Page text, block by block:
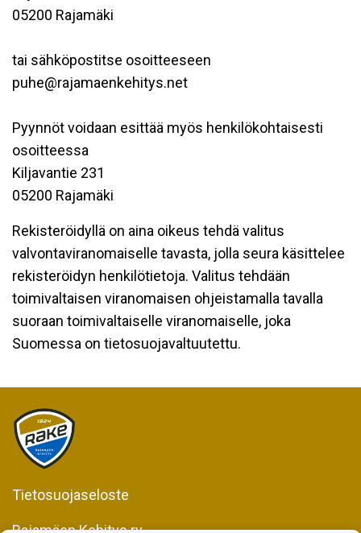
05200 Rajamäki
tai sähköpostitse osoitteeseen
puhe@rajamaenkehitys.net
Pyynnöt voidaan esittää myös henkilökohtaisesti
osoitteessa
Kiljavantie 231
05200 Rajamäki
Rekisteröidyllä on aina oikeus tehdä valitus
valvontaviranomaiselle tavasta, jolla seura käsittelee
rekisteröidyn henkilötietoja. Valitus tehdään
toimivaltaisen viranomaisen ohjeistamalla tavalla
suoraan toimivaltaiselle viranomaiselle, joka
Suomessa on tietosuojavaltuutettu.
Tietosuojaseloste